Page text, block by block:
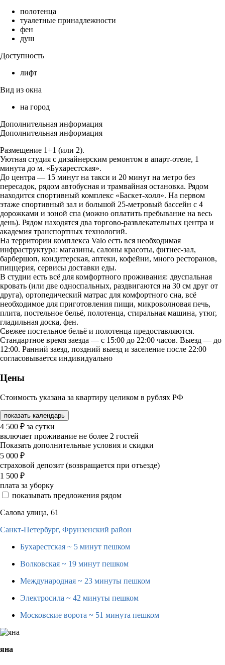
полотенца
туалетные принадлежности
фен
душ
Доступность
лифт
Вид из окна
на город
Дополнительная информация
Дополнительная информация
Размещение 1+1 (или 2).
Уютная студия с дизайнерским ремонтом в апарт-отеле, 1
минута до м. «Бухарестская».
До центра — 15 минут на такси и 20 минут на метро без
пересадок, рядом автобусная и трамвайная остановка. Рядом
находится спортивный комплекс «Баскет-холл». На первом
этаже спортивный зал и большой 25-метровый бассейн с 4
дорожками и зоной спа (можно оплатить пребывание на весь
день). Рядом находятся два торгово-развлекательных центра и
академия транспортных технологий.
На территории комплекса Valo есть вся необходимая
инфраструктура: магазины, салоны красоты, фитнес-зал,
барбершоп, кондитерская, аптеки, кофейни, много ресторанов,
пиццерия, сервисы доставки еды.
В студии есть всё для комфортного проживания: двуспальная
кровать (или две односпальных, раздвигаются на 30 см друг от
друга), ортопедический матрас для комфортного сна, всё
необходимое для приготовления пищи, микроволновая печь,
плита, постельное бельё, полотенца, стиральная машина, утюг,
гладильная доска, фен.
Свежее постельное бельё и полотенца предоставляются.
Стандартное время заезда — с 15:00 до 22:00 часов. Выезд — до
12:00. Ранний заезд, поздний выезд и заселение после 22:00
согласовывается индивидуально
Цены
Стоимость указана за квартиру целиком в рублях РФ
показать календарь
4 500 ₽ за сутки
включает проживание не более 2 гостей
Показать дополнительные условия и скидки
5 000 ₽
страховой депозит (возвращается при отъезде)
1 500 ₽
плата за уборку
показывать предложения рядом
Салова улица, 61
Санкт-Петербург, Фрунзенский район
Бухарестская ~ 5 минут пешком
Волковская ~ 19 минут пешком
Международная ~ 23 минуты пешком
Электросила ~ 42 минуты пешком
Московские ворота ~ 51 минута пешком
яна